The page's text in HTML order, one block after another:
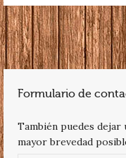
Formulario de
También puedes dejar
mayor brevedad